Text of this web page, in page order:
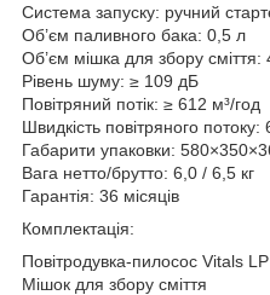
Система запуску: ручний
Об’єм паливного бака: 0,5 л
Об’єм мішка для збору сміття:
Рівень шуму: ≥ 109 дБ
Повітряний потік: ≥ 612 м³/год
Швидкість повітряного
Габарити упаковки:
Вага нетто/брутто: 6,0 / 6,5 кг
Гарантія: 36 місяців
Комплектація:
Повітродувка-пилосос Vitals
Мішок для збору сміття